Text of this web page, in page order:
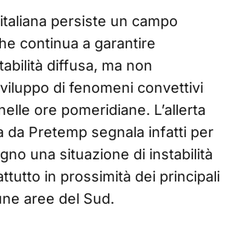
persiste un campo
continua a garantire
diffusa, ma non
di fenomeni convettivi
ore pomeridiane. L’allerta
da Pretemp segnala infatti per
una situazione di instabilità
in prossimità dei principali
aree del Sud.